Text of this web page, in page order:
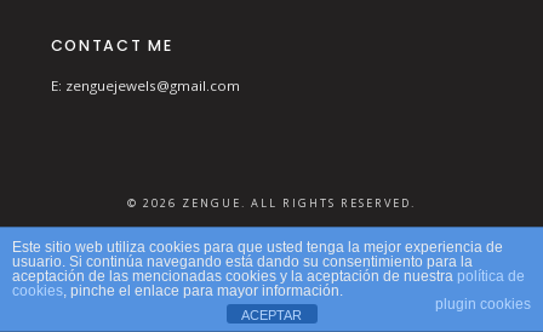
CONTACT ME
E: zenguejewels@gmail.com
© 2026 ZENGUE. ALL RIGHTS RESERVED.
Este sitio web utiliza cookies para que usted tenga la mejor experiencia de
usuario. Si continúa navegando está dando su consentimiento para la
aceptación de las mencionadas cookies y la aceptación de nuestra política de
cookies, pinche el enlace para mayor información.
plugin cookies
ACEPTAR